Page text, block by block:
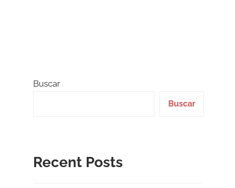
Buscar
Buscar
Recent Posts